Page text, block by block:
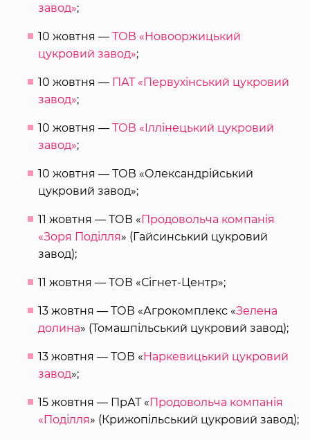
завод»;
10 жовтня — ТОВ «Новооржицький
цукровий завод»;
10 жовтня — ПАТ «Первухінський цукровий
завод»;
10 жовтня — ТОВ «Іллінецький цукровий
завод»;
10 жовтня — ТОВ «Олександрійський
цукровий завод»;
11 жовтня — ТОВ «Продовольча компанія
«Зоря Поділля» (Гайсинський цукровий
завод);
11 жовтня — ТОВ «Сігнет-Центр»;
13 жовтня — ТОВ «Агрокомплекс «Зелена
долина» (Томашпільський цукровий завод);
13 жовтня — ТОВ «Наркевицький цукровий
завод»;
15 жовтня — ПрАТ «Продовольча компанія
«Поділля» (Крижопільський цукровий завод);